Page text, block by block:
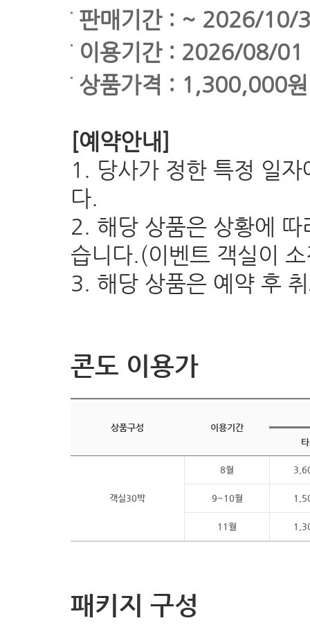
판매기간 : ~ 2026/10/
이용기간 : 2026/08/
상품가격 : 1,300,000
[예약안내]
1. 당사가 정한 특정 일
다.
2. 해당 상품은 상황에
습니다.(이벤트 객실이
3. 해당 상품은 예약 후
콘도 이용가
상품구성
이용기간
객실30박
8월
9~10월
11월
패키지 구성